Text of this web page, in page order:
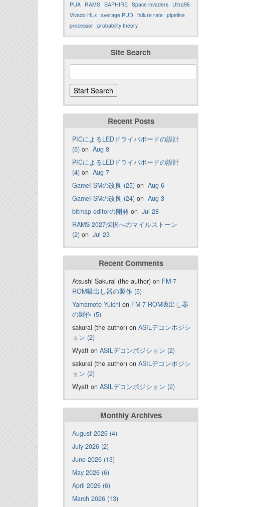
PUA RAMS SAPHIRE Space invaders Ultra96
Vivado HLx average PUD failure rate pipeline
processor probability theory
Site Search
Recent Posts
PICによるLEDドライバボードの設計
(5) on Aug 8
PICによるLEDドライバボードの設計
(4) on Aug 7
GameFSMの改良 (25) on Aug 6
GameFSMの改良 (24) on Aug 3
bitmap editorの開発 on Jul 28
RAMS 2027採択へのマイルストーン
(2) on Jul 23
Recent Comments
Atsushi Sakurai (the author) on FM-7
ROM吸出し器の製作 (5)
Yamamoto Yuichi on FM-7 ROM吸出し器
の製作 (5)
sakurai (the author) on ASILデコンポジシ
ョン (2)
Wyatt on ASILデコンポジション (2)
sakurai (the author) on ASILデコンポジシ
ョン (2)
Wyatt on ASILデコンポジション (2)
Monthly Archives
August 2026 (4)
July 2026 (2)
June 2026 (13)
May 2026 (6)
April 2026 (6)
March 2026 (13)